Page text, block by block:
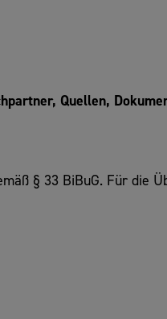
Quellen,
§ 33 BiBuG. Für die